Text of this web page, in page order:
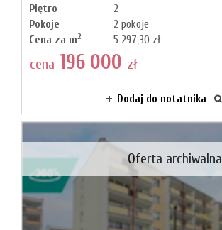
Piętro
2
Pokoje
2 pokoje
Cena za m2 5 297,30 zł
cena 196 000 zł
Dodaj do notatnika
Oferta archiwalna